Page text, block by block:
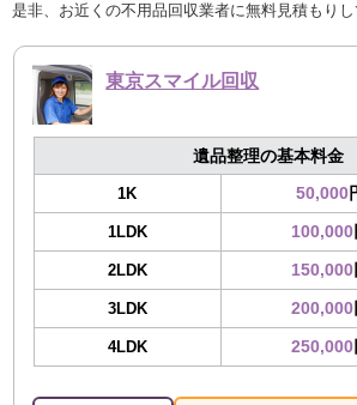
是非、お近くの不用品回収業者に無料見積もりし
東京スマイル回収
遺品整理の基本料金
1K 50,000
1LDK 100,000
2LDK 150,000
3LDK 200,000
4LDK 250,000